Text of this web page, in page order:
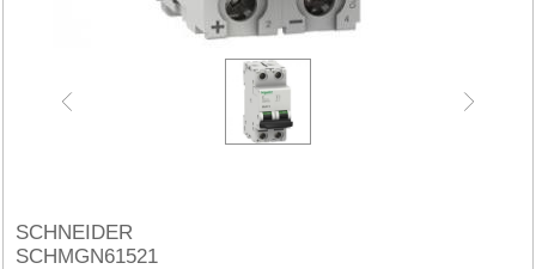
SCHNEIDER
SCHMGN61521